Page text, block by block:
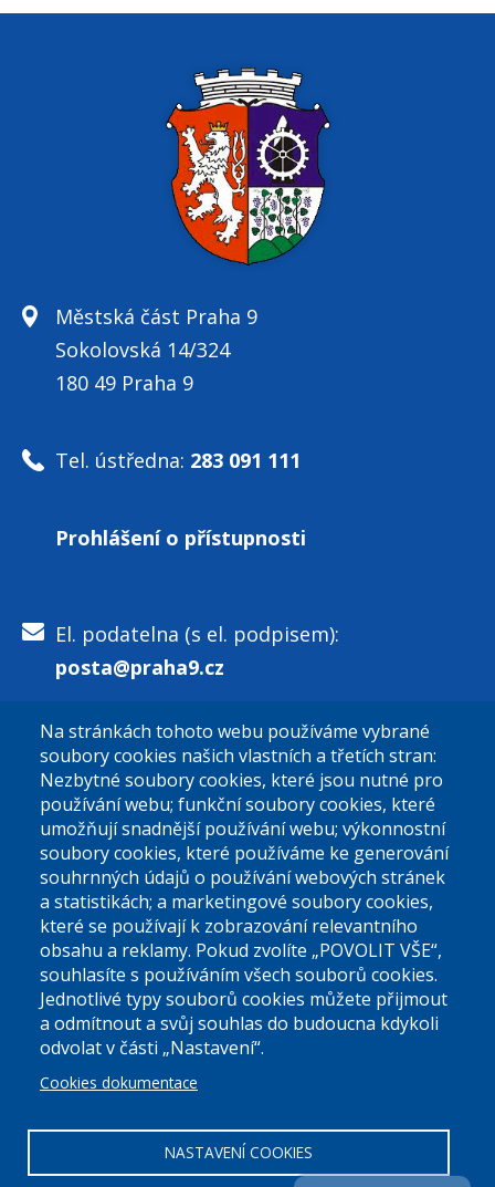
Městská část Praha 9
Sokolovská 14/324
180 49 Praha 9
Tel. ústředna: 283 091 111
Prohlášení o přístupnosti
El. podatelna (s el. podpisem):
posta@praha9.cz
El. podatelna (bez el. podpisu):
podatelna@praha9.cz
Úřední dny:
Po a St: 08.00-12.00; 13.00-18.00
Úřední hodiny
00063894DIČ:CZ00063894
Na stránkách tohoto webu používáme vybrané
soubory cookies našich vlastních a třetích stran:
Nezbytné soubory cookies, které jsou nutné pro
používání webu; funkční soubory cookies, které
umožňují snadnější používání webu; výkonnostní
soubory cookies, které používáme ke generování
souhrnných údajů o používání webových stránek
a statistikách; a marketingové soubory cookies,
které se používají k zobrazování relevantního
obsahu a reklamy. Pokud zvolíte „POVOLIT VŠE“,
souhlasíte s používáním všech souborů cookies.
Jednotlivé typy souborů cookies můžete přijmout
a odmítnout a svůj souhlas do budoucna kdykoli
odvolat v části „Nastavení“.
Cookies dokumentace
NASTAVENÍ COOKIES